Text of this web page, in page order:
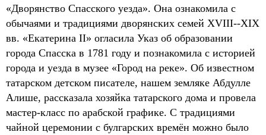
«Дворянство Спасского уезда». Она ознакомила с
обычаями и традициями дворянских семей XVIII--XIX
вв. «Екатерина II» огласила Указ об образовании
города Спасска в 1781 году и познакомила с историей
города и уезда в музее «Город на реке». Об известном
татарском детском писателе, нашем земляке Абдулле
Алише, рассказала хозяйка татарского дома и провела
мастер-класс по арабской графике. С традициями
чайной церемонии с булгарских времён можно было